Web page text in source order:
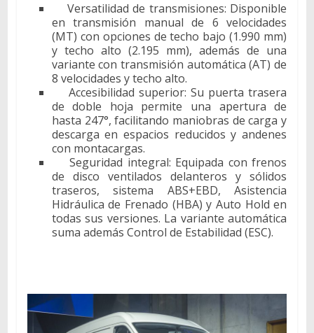
Versatilidad de transmisiones: Disponible
en transmisión manual de 6 velocidades
(MT) con opciones de techo bajo (1.990 mm)
y techo alto (2.195 mm), además de una
variante con transmisión automática (AT) de
8 velocidades y techo alto.
Accesibilidad superior: Su puerta trasera
de doble hoja permite una apertura de
hasta 247°, facilitando maniobras de carga y
descarga en espacios reducidos y andenes
con montacargas.
Seguridad integral: Equipada con frenos
de disco ventilados delanteros y sólidos
traseros, sistema ABS+EBD, Asistencia
Hidráulica de Frenado (HBA) y Auto Hold en
todas sus versiones. La variante automática
suma además Control de Estabilidad (ESC).